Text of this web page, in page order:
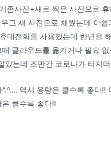
존사진+새로 찍은 사진으로
고 새 사진으로 채웠는데 아쉽
대전화를 사용했는데 반년을
클라우드를 옮기거나 필요
았는데 조만간 코로나가 터지
역시 용량은 클수록 좋다!!
클수록 좋다!!